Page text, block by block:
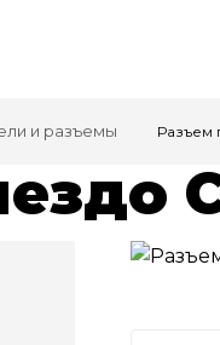
и разъемы Разъем